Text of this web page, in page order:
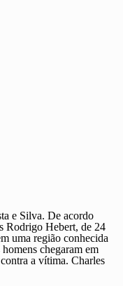
e Silva. De acordo
Rodrigo Hebert, de 24
uma região conhecida
chegaram em
a vítima. Charles